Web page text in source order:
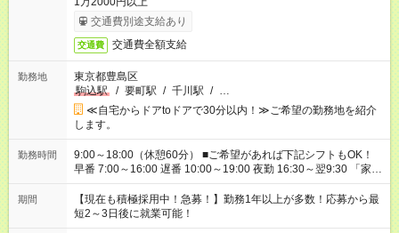
交通費別途支給あり
交通費 交通費全額支給
勤務地
東京都豊島区
駒込駅
/ 要町駅 / 千川駅 / …
≪自宅からドアtoドアで30分以内！≫ご希望の勤務地を紹介
します。
勤務時間
9:00～18:00（休憩60分） ■ご希望があれば下記シフトもOK！
早番 7:00～16:00 遅番 10:00～19:00 夜勤 16:30～翌9:30 「家族
と休みを合わせたい」 「余裕を持って夕飯の準備がしたい」
「できれば残業はしたくない」 など、ご希望を教えてください
ね。 ※Wワーク希望の方へ 今ご覧のお仕事で希望する勤務時間
と、もう1つのお仕事の勤務時間。 合計で週40時間を超える場
期間
【現在も積極採用中！急募！】勤務1年以上が多数！応募から最
短2～3日後に就業可能！